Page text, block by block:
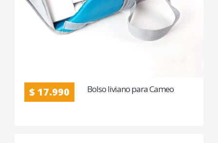
$ 17.990 Bolso liviano para Cameo